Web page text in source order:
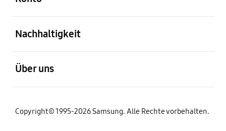
Nachhaltigkeit
Über uns
Copyright© 1995-2026 Samsung. Alle Rechte vorbehalten.